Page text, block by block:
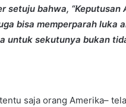
setuju bahwa,
bisa memperparah
untuk sekutunya bukan
saja orang Amerika–